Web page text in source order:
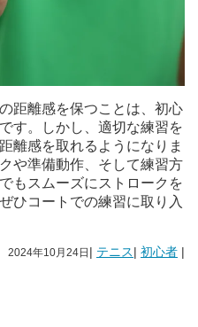
距離感を保つことは、初心
す。しかし、適切な練習を
離感を取れるようになりま
や準備動作、そして練習方
もスムーズにストロークを
ひコートでの練習に取り入
2024年10月24日 | テニス| 初心者 |